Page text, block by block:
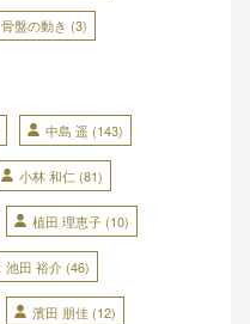
骨盤の動き (3)
中島 遥 (143)
小林 和仁 (81)
植田 理恵子 (10)
池田 裕介 (46)
濱田 朋佳 (12)